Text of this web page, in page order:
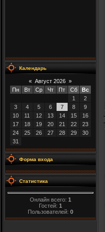
Календарь
« Август 2026 »
Пн
Вт Ср Чт Пт Сб
Вс
1
2
3
4 5 6 7 8
9
10
11 12 13 14 15
16
17
18 19 20 21 22
23
24
25 26 27 28 29
30
31
Форма входа
Статистика
Онлайн всего: 1
Гостей: 1
Пользователей: 0